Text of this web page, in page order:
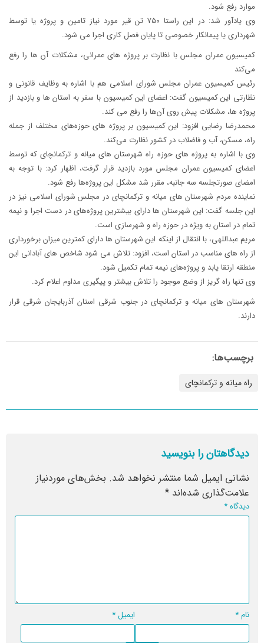
موارد رفع شود.
وی یادآور شد: در این راستا ۷۵۰ تن قیر مورد نیاز تامین و پروژه یا توسط
شهرداری یا پیمانکار خصوصی تا پایان فصل کاری اجرا می شود.
کمیسیون عمران مجلس با نظارت بر پروژه های عمرانی، مشکلات آن ها را رفع
می‌کند
رئیس کمیسیون عمران مجلس شورای اسلامی هم با اشاره به وظایف قانونی و
نظارتی این کمیسیون گفت: اعضای این کمیسیون با سفر به استان ها و بازدید از
پروژه ها، مشکلات پیش روی آن‌ها را رفع می کند.
محمدرضا رضایی افزود: این کمیسیون بر پروژه های حوزه‌های مختلف از جمله
راه، مسکن، آب و فاضلاب در کشور نظارت می‌کند.
وی با اشاره به پروژه های حوزه راه شهرستان های میانه و ترکمانچای که توسط
اعضای کمیسیون عمران مجلس مورد بازدید قرار گرفت، اظهار کرد: با توجه به
امضای صورتجلسه سه جانبه، مقرر شد مشکل این پروژه‌ها رفع شود.
نماینده مردم شهرستان های میانه و ترکمانچای در مجلس شورای اسلامی نیز در
این جلسه گفت: این شهرستان ها دارای بیشترین پروژه‌های در دست اجرا و نیمه
تمام در استان به ویژه در حوزه راه و شهرسازی است.
مریم عبداللهی، با انتقال از اینکه این شهرستان ها دارای کمترین میزان برخورداری
از راه های مناسب در استان است، افزود: تلاش می شود شاخص های آبادانی این
منطقه ارتقا یابد و پروژه‌های نیمه تمام تکمیل شود.
وی تنها راه گریز از وضع موجود را تلاش بیشتر و پیگیری مداوم اعلام کرد.
شهرستان های میانه و ترکمانچای در جنوب شرقی استان آذربایجان شرقی قرار
دارند.
برچسب‌ها:
راه میانه و ترکمانچای
دیدگاهتان را بنویسید
نشانی ایمیل شما منتشر نخواهد شد. بخش‌های موردنیاز
علامت‌گذاری شده‌اند *
دیدگاه*
نام* ایمیل*